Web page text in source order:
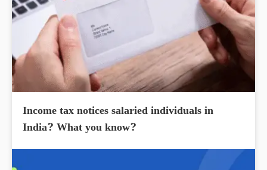
Income tax notices salaried individuals in
India? What you know?